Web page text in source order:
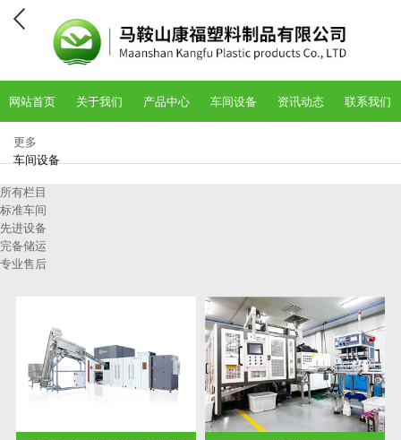
网站首页 关于我们 产品中心 车间设备 资讯动态 联系我们
更多
车间设备
所有栏目
标准车间
先进设备
完备储运
专业售后